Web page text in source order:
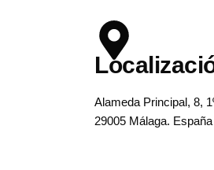
Alameda Principal, 8,
29005 Málaga. España